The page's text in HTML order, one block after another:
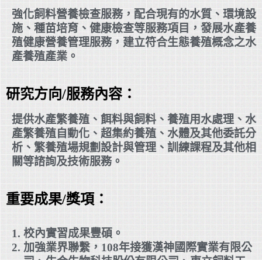
強化飼料營養檢查服務，配合現有的水質、環境設
施、種苗培育、健康檢查等服務項目，發展水產養
殖健康營養管理服務，建立符合生態養殖概念之水
產養殖產業。
研究方向/服務內容：
提供水產繁養殖、餌料與飼料、養殖用水處理、水
產繁養殖自動化、超集約養殖、水體及其他委託分
析、繁養殖場規劃設計與管理、訓練課程及其他相
關等諮詢及技術服務。
重要成果/獎項：
校內實習成果豐碩。
加強業界聯繫，108年接獲漢神國際實業有限公